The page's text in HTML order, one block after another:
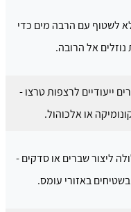
לשטוף עם הרבה מים כדי
אל הרובה.
ייעודיים לרצפות טרצו -
או אלכוהול.
ליצור שברים או סדקים -
באזורי עומס.